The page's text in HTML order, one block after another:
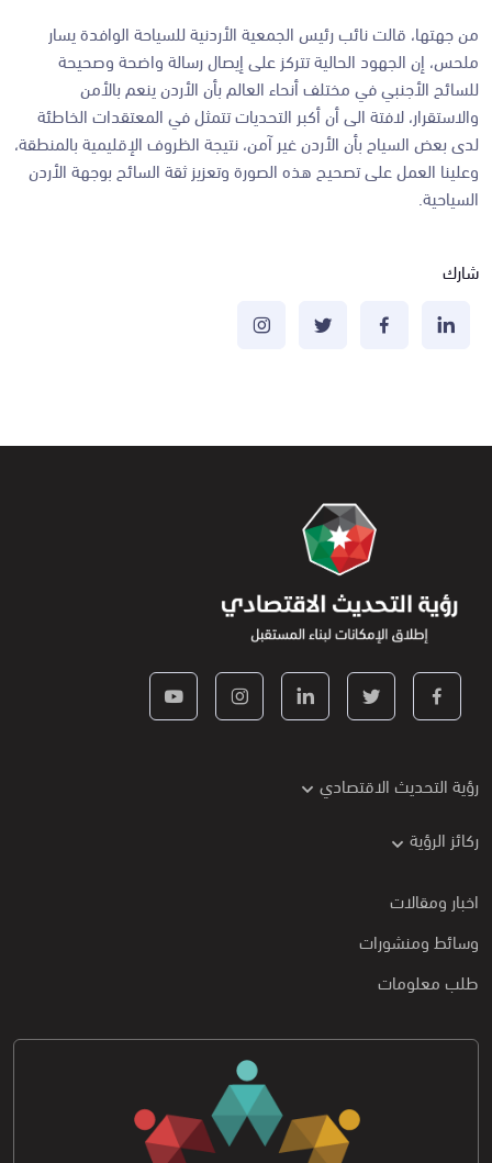
من جهتها، قالت نائب رئيس الجمعية الأردنية للسياحة الوافدة يسار
ملحس، إن الجهود الحالية تتركز على إيصال رسالة واضحة وصحيحة
للسائح الأجنبي في مختلف أنحاء العالم بأن الأردن ينعم بالأمن
والاستقرار، لافتة الى أن أكبر التحديات تتمثل في المعتقدات الخاطئة
لدى بعض السياح بأن الأردن غير آمن، نتيجة الظروف الإقليمية بالمنطقة،
وعلينا العمل على تصحيح هذه الصورة وتعزيز ثقة السائح بوجهة الأردن
السياحية.
شارك
رؤية التحديث الاقتصادي
ركائز الرؤية
اخبار ومقالات
وسائط ومنشورات
طلب معلومات